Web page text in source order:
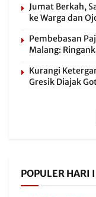
Jumat Berkah,
ke Warga dan
Pembebasan
Malang:
Kurangi
Gresik Diajak
POPULER HARI